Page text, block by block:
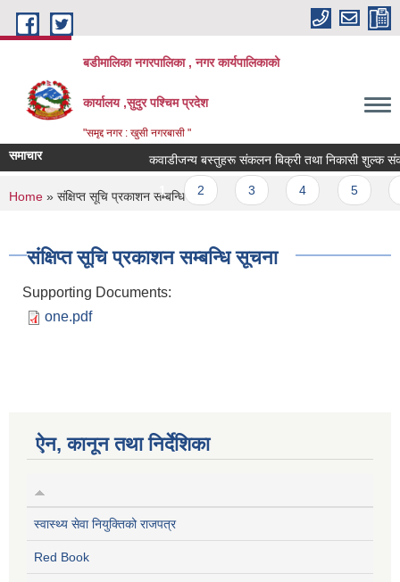
Skip to main content
बडीमालिका नगरपालिका , नगर कार्यपालिकाको
कार्यालय ,सुदुर पश्चिम प्रदेश
"समृद्द नगर : खुसी नगरबासी "
समाचार कवाडीजन्य बस्तुहरू संकलन बिक्री तथा निकासी शुल्क
Pages
1 2
You are here
Home » संक्षिप्त सूचि प्रकाशन सम्बन्धि सूचना
संक्षिप्त सूचि प्रकाशन सम्बन्धि सूचना
Supporting Documents:
one.pdf
ऐन, कानून तथा निर्देशिका
स्वास्थ्य सेवा नियुक्तिको राजपत्र
Red Book